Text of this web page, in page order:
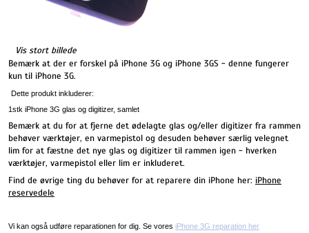
Vis stort billede
Bemærk at der er forskel på iPhone 3G og iPhone 3GS - denne fungerer
kun til iPhone 3G.
Dette produkt inkluderer:
1stk iPhone 3G glas og digitizer, samlet
Bemærk at du for at fjerne det ødelagte glas og/eller digitizer fra rammen
behøver værktøjer, en varmepistol og desuden behøver særlig velegnet
lim for at fæstne det nye glas og digitizer til rammen igen - hverken
værktøjer, varmepistol eller lim er inkluderet.
Find de øvrige ting du behøver for at reparere din iPhone her: iPhone
reservedele
Vi kan også udføre reparationen for dig. Se vores iPhone 3G reparation her